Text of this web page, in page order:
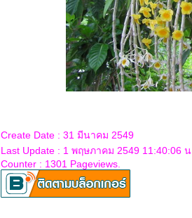
Create Date : 31 มีนาคม 2549
Last Update : 1 พฤษภาคม 2549 11:40:06 น.
Counter : 1301 Pageviews.